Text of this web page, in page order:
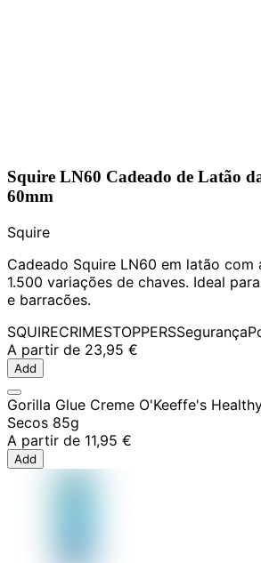
Squire LN60 Cadeado de Latão
60mm
Squire
Cadeado Squire LN60 em latão com
1.500 variações de chaves. Ideal
e barracões.
SQUIRECRIMESTOPPERSSegurança
A partir de 23,95 €
Add
Gorilla Glue Creme O'Keeffe's
Secos 85g
A partir de 11,95 €
Add